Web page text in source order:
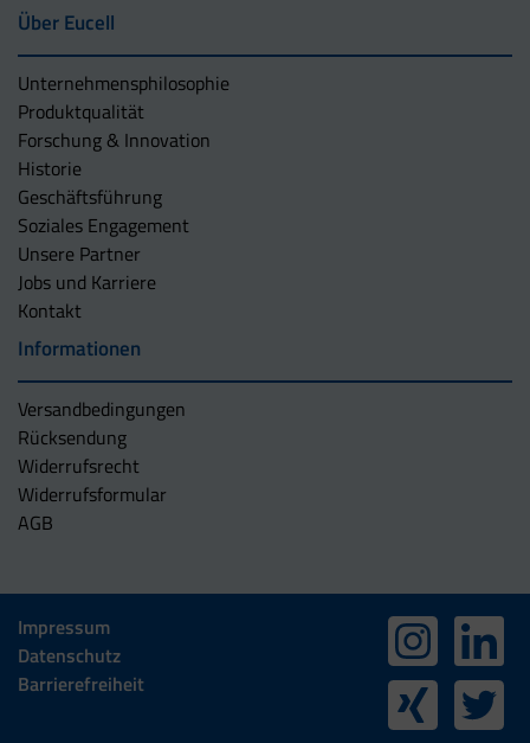
Über Eucell
Unternehmens­philosophie
Produktqualität
Forschung & Innovation
Historie
Geschäftsführung
Soziales Engagement
Unsere Partner
Jobs und Karriere
Kontakt
Informationen
Versandbedingungen
Rücksendung
Widerrufsrecht
Widerrufsformular
AGB
Impressum
Datenschutz
Barrierefreiheit